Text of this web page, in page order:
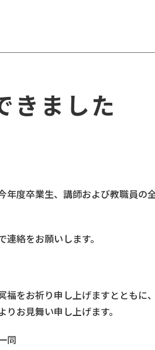
きました
年度卒業生、講師および教職員の
絡をお願いします。
福をお祈り申し上げますとともに
お見舞い申し上げます。
同